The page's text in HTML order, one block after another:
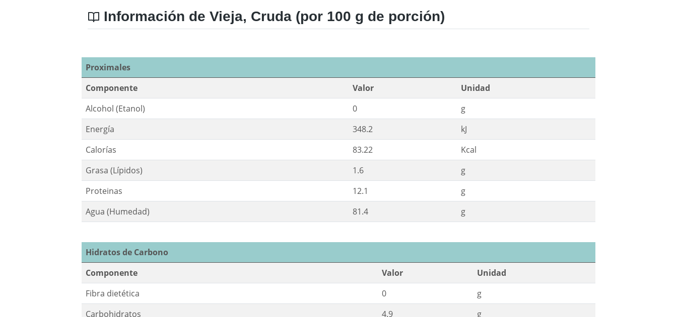
Información de Vieja, Cruda (por 100 g de porción)
Proximales
Componente
Valor
Unidad
Alcohol (Etanol)
0
g
Energía
348.2
kJ
Calorías
83.22
Kcal
Grasa (Lípidos)
1.6
g
Proteinas
12.1
g
Agua (Humedad)
81.4 g
Hidratos de Carbono
Componente
Valor
Unidad
Fibra dietética
0
g
Carbohidratos
4.9 g